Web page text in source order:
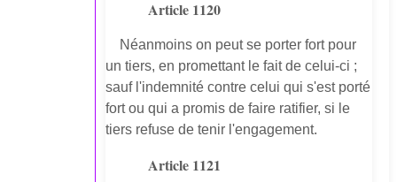
Article 1120
Néanmoins on peut se porter fort pour
un tiers, en promettant le fait de celui-ci ;
sauf l'indemnité contre celui qui s'est porté
fort ou qui a promis de faire ratifier, si le
tiers refuse de tenir l'engagement.
Article 1121